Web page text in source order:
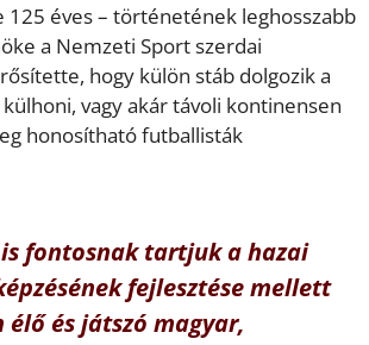
125 éves – történetének leghosszabb
a Nemzeti Sport szerdai
hogy külön stáb dolgozik a
vagy akár távoli kontinensen
honosítható futballisták
fontosnak tartjuk a hazai
fejlesztése mellett
és játszó magyar,